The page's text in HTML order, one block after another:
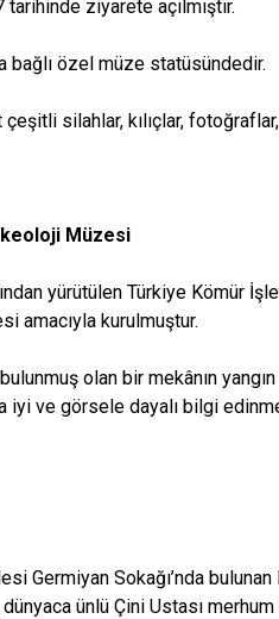
ziyarete açılmıştır.
bağlı özel müze statüsündedir.
çeşitli silahlar, kılıçlar,
Müzesi
yürütülen Türkiye Kömür
amacıyla kurulmuştur.
olan bir mekânın
iyi ve görsele dayalı bilgi
Germiyan Sokağı’nda
ünlü Çini Ustası